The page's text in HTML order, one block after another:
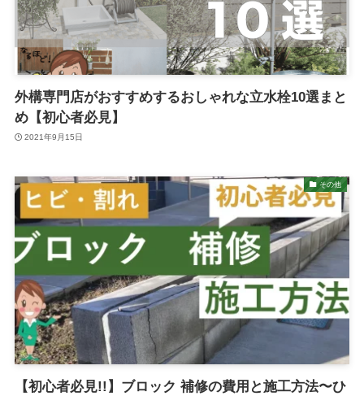
外構専門店がおすすめするおしゃれな立水栓10選まと
め【初心者必見】
2021年9月15日
その他
【初心者必見!!】ブロック 補修の費用と施工方法〜ひ